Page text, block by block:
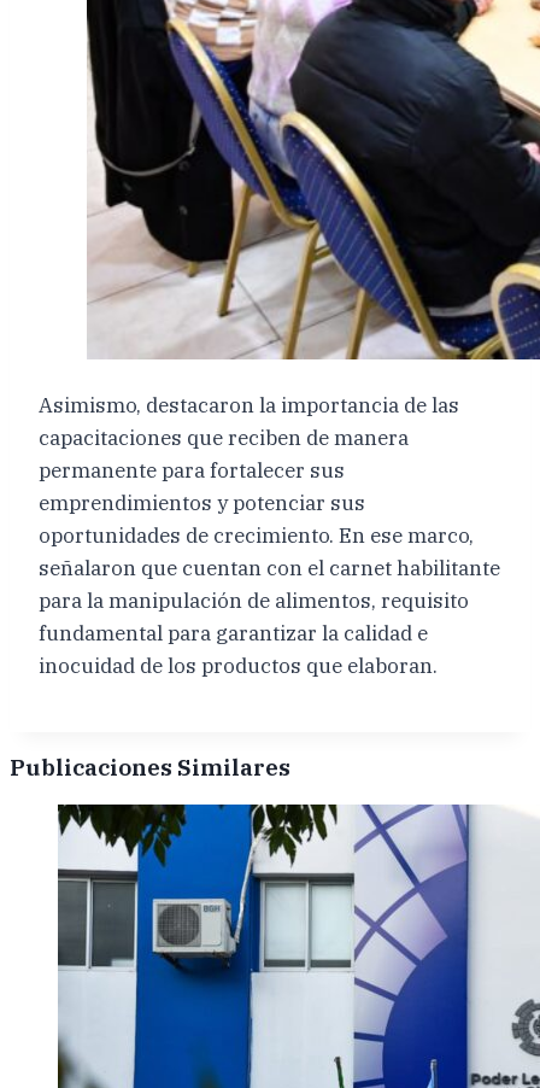
Asimismo, destacaron la importancia de las
capacitaciones que reciben de manera
permanente para fortalecer sus
emprendimientos y potenciar sus
oportunidades de crecimiento. En ese marco,
señalaron que cuentan con el carnet habilitante
para la manipulación de alimentos, requisito
fundamental para garantizar la calidad e
inocuidad de los productos que elaboran.
Publicaciones Similares